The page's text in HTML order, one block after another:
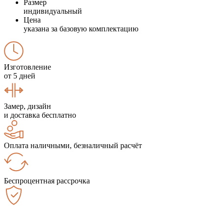
Размер
индивидуальный
Цена
указана за базовую комплектацию
Изготовление
от 5 дней
Замер, дизайн
и доставка бесплатно
Оплата наличными, безналичный расчёт
Беспроцентная рассрочка